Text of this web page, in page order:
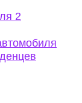
2